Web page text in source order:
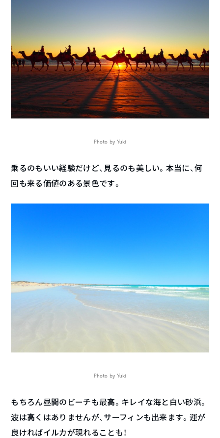
Photo by Yuki
乗るのもいい経験だけど、見るのも美しい。本当に、何
回も来る価値のある景色です。
Photo by Yuki
もちろん昼間のビーチも最高。キレイな海と白い砂浜。
波は高くはありませんが、サーフィンも出来ます。運が
良ければイルカが現れることも！